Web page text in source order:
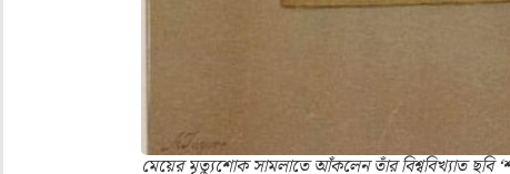
মেয়ের মৃত্যুশোক সামলাতে আঁকলেন তাঁর বিশ্ববিখ্যাত ছবি